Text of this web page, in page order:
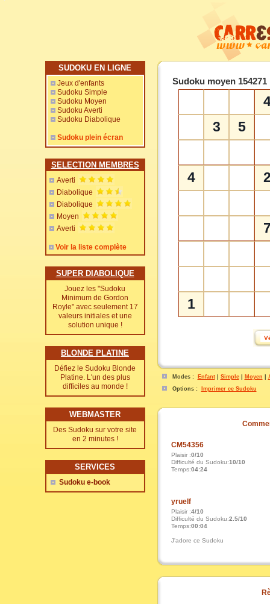
SUDOKU EN LIGNE
Jeux d'enfants
Sudoku Simple
Sudoku Moyen
Sudoku Averti
Sudoku Diabolique
Sudoku plein écran
SELECTION MEMBRES
Averti
Diabolique
Diabolique
Moyen
Averti
Voir la liste complète
SUPER DIABOLIQUE
Jouez les "Sudoku
Minimum de Gordon
Royle" avec seulement 17
valeurs initiales et une
solution unique !
BLONDE PLATINE
Défiez le Sudoku Blonde
Platine. L'un des plus
difficiles au monde !
WEBMASTER
Des Sudoku sur votre site
en 2 minutes !
SERVICES
Sudoku e-book
Sudoku moyen 154271
3
5
4
1
Modes : Enfant| Simple| Moyen
Options :
Imprimer ce Sudoku
CM54356
Plaisir :0/10
Difficulté du Sudoku:10/10
Temps:04:24
yruelf
Plaisir :4/10
Difficulté du Sudoku:2.5/10
Temps:00:04
J'adore ce Sudoku